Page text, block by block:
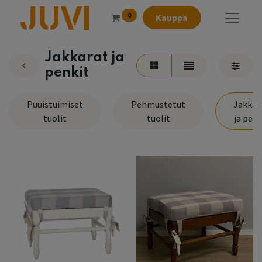
0 Kauppa
Jakkarat ja
penkit
Puuistuimiset
tuolit
Pehmustetut
tuolit
ja